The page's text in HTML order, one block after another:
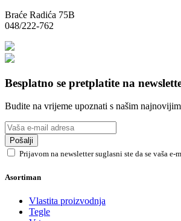
Braće Radića 75B
048/222-762
Besplatno se pretplatite na
Budite na vrijeme upoznati s našim
Pošalji
Prijavom na newsletter suglasni ste da se vaša
Asortiman
Vlastita proizvodnja
Tegle